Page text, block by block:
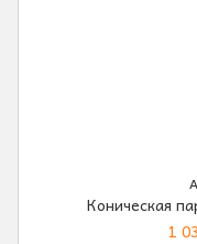
Коническая
1